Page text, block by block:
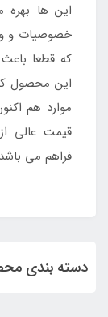
این ها
خصوصیات و
که قطعا
این محصول
موارد هم
قیمت عالی
فراهم می
دسته بندی